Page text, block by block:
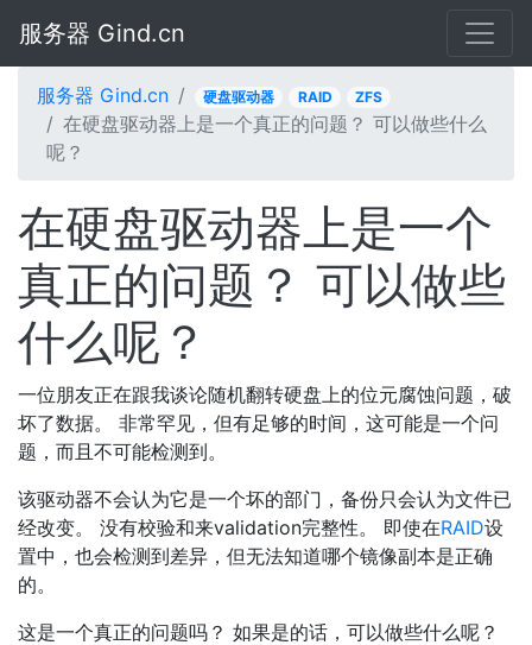
服务器 Gind.cn
服务器 Gind.cn 硬盘驱动器 RAID ZFS
在硬盘驱动器上是一个真正的问题？ 可以做些什么
呢？
在硬盘驱动器上是一个
真正的问题？ 可以做些
什么呢？
一位朋友正在跟我谈论随机翻转硬盘上的位元腐蚀问题，破
坏了数据。 非常罕见，但有足够的时间，这可能是一个问
题，而且不可能检测到。
该驱动器不会认为它是一个坏的部门，备份只会认为文件已
经改变。 没有校验和来validation完整性。 即使在RAID设
置中，也会检测到差异，但无法知道哪个镜像副本是正确
的。
这是一个真正的问题吗？ 如果是的话，可以做些什么呢？